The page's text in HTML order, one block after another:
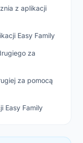
z aplikacji
Easy Family
za
za pomocą
Easy Family